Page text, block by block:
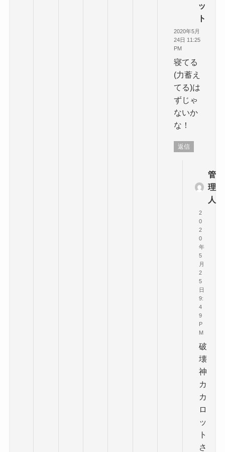
ッ
ト
2020年5月
24日 11:25
PM
寝てる
(力蓄え
てる)は
ずじゃ
ないか
な！
返信
管
理
人
2
0
2
0
年
5
月
2
5
日
9:
4
9
P
M
破
壊
神
カ
カ
ロ
ッ
ト
さ